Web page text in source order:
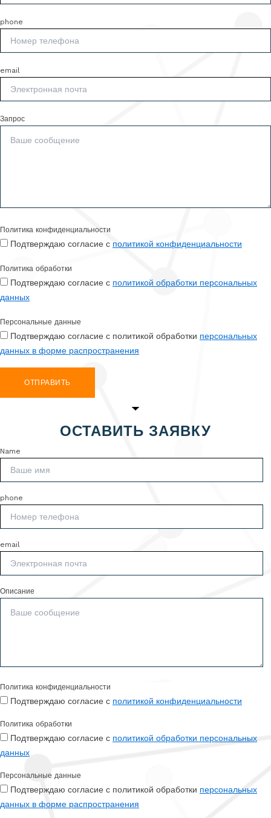
phone
email
Запрос
Политика конфиденциальности
Подтверждаю согласие с политикой конфиденциальности
Политика обработки
Подтверждаю согласие с политикой обработки персональных
данных
Персональные данные
Подтверждаю согласие с политикой обработки персональных
данных в форме распространения
ОТПРАВИТЬ
ОСТАВИТЬ ЗАЯВКУ
Name
phone
email
Описание
Политика конфиденциальности
Подтверждаю согласие с политикой конфиденциальности
Политика обработки
Подтверждаю согласие с политикой обработки персональных
данных
Персональные данные
Подтверждаю согласие с политикой обработки персональных
данных в форме распространения